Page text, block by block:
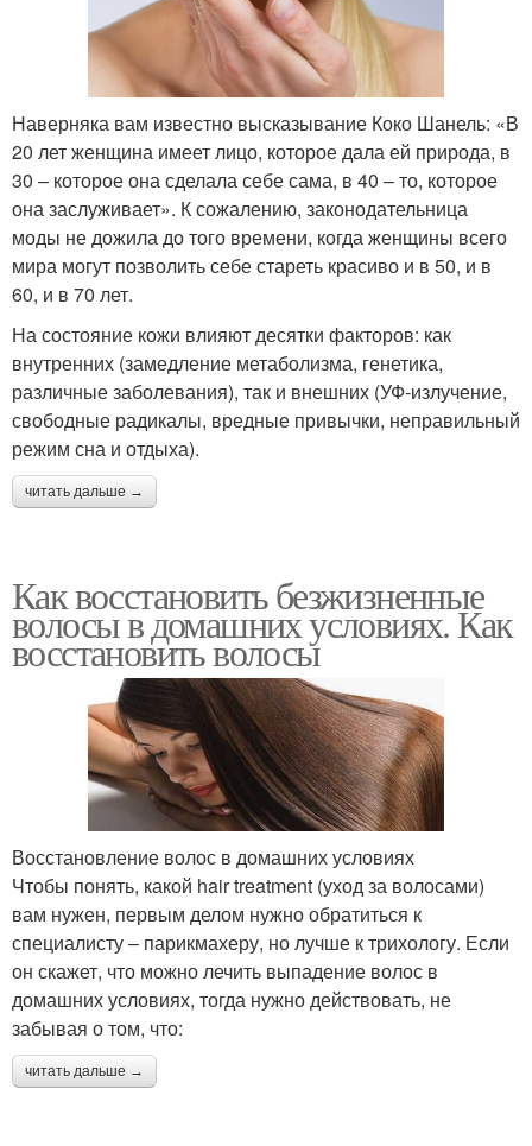
Наверняка вам известно высказывание Коко Шанель: «В
20 лет женщина имеет лицо, которое дала ей природа, в
30 – которое она сделала себе сама, в 40 – то, которое
она заслуживает». К сожалению, законодательница
моды не дожила до того времени, когда женщины всего
мира могут позволить себе стареть красиво и в 50, и в
60, и в 70 лет.
На состояние кожи влияют десятки факторов: как
внутренних (замедление метаболизма, генетика,
различные заболевания), так и внешних (УФ-излучение,
свободные радикалы, вредные привычки, неправильный
режим сна и отдыха).
читать дальше →
Как восстановить безжизненные
волосы в домашних условиях. Как
восстановить волосы
Восстановление волос в домашних условиях
Чтобы понять, какой hair treatment (уход за волосами)
вам нужен, первым делом нужно обратиться к
специалисту – парикмахеру, но лучше к трихологу. Если
он скажет, что можно лечить выпадение волос в
домашних условиях, тогда нужно действовать, не
забывая о том, что:
читать дальше →